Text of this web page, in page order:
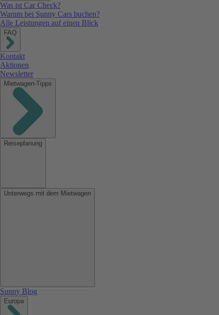
Was ist Car Check?
Warum bei Sunny Cars buchen?
Alle Leistungen auf einen Blick
FAQ
Kontakt
Aktionen
Newsletter
Mietwagen-Tipps
Reiseplanung
Unterwegs mit dem Mietwagen
Sunny Blog
Europa